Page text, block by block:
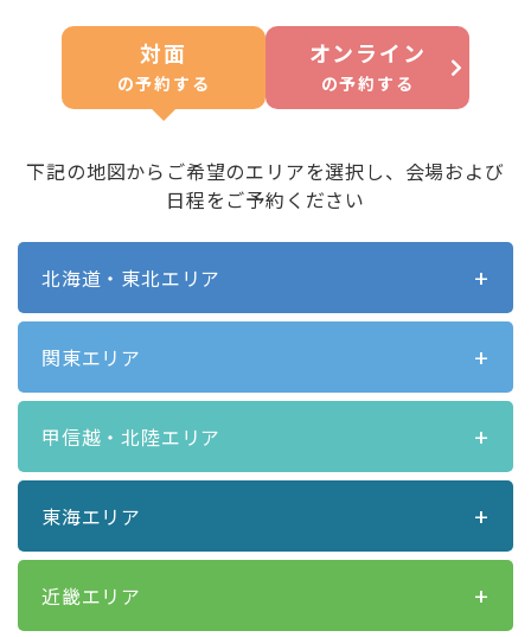
対面
の予約する
オンライン
の予約する
下記の地図からご希望のエリアを選択し、会場および
日程をご予約ください
北海道・東北エリア
関東エリア
甲信越・北陸エリア
東海エリア
近畿エリア